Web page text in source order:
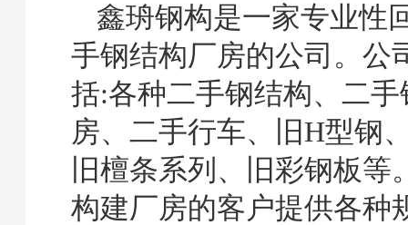
鑫珘钢构是一家专业性
手钢结构厂房的公司。公
括:各种二手钢结构、二
房、二手行车、旧H型钢
旧檀条系列、旧彩钢板等
构建厂房的客户提供各种